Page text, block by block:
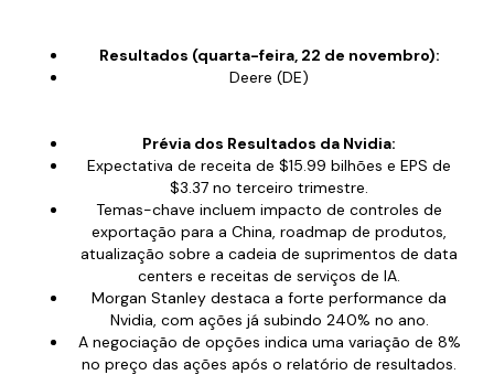
Resultados (quarta-feira, 22 de novembro):
Deere (DE)
Prévia dos Resultados da Nvidia:
Expectativa de receita de $15.99 bilhões e EPS de
$3.37 no terceiro trimestre.
Temas-chave incluem impacto de controles de
exportação para a China, roadmap de produtos,
atualização sobre a cadeia de suprimentos de data
centers e receitas de serviços de IA.
Morgan Stanley destaca a forte performance da
Nvidia, com ações já subindo 240% no ano.
A negociação de opções indica uma variação de 8%
no preço das ações após o relatório de resultados.